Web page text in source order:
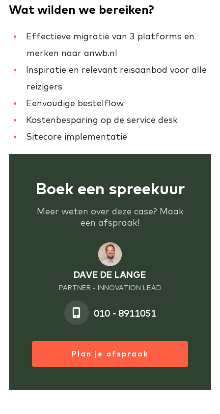
Wat wilden we bereiken?
Effectieve migratie van 3 platforms en
merken naar anwb.nl
Inspiratie en relevant reisaanbod voor alle
reizigers
Eenvoudige bestelflow
Kostenbesparing op de service desk
Sitecore implementatie
Boek een spreekuur
Meer weten over deze case? Maak
een afspraak!
DAVE DE LANGE
PARTNER - INNOVATION LEAD
010 - 8911051
Plan je afspraak